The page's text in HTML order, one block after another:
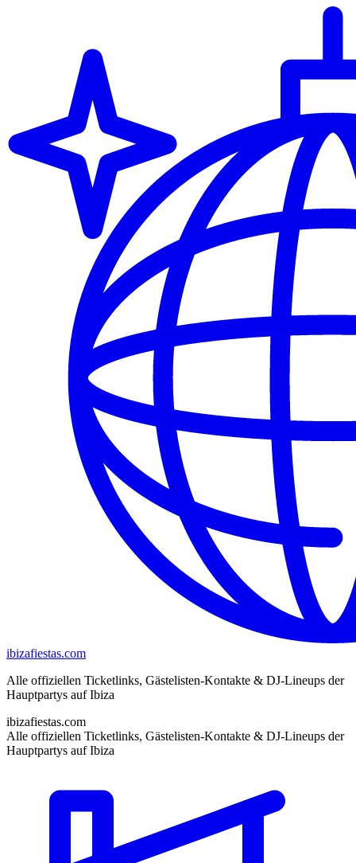
ibizafiestas.com
Alle offiziellen Ticketlinks, Gästelisten-Kontakte & DJ-Lineups der
Hauptpartys auf Ibiza
ibizafiestas.com
Alle offiziellen Ticketlinks, Gästelisten-Kontakte & DJ-Lineups der
Hauptpartys auf Ibiza